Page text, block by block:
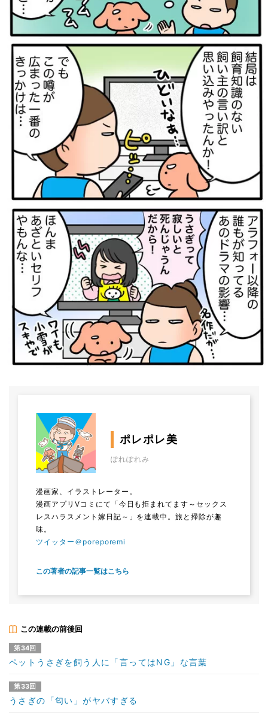
ポレポレ美
ぽれぽれみ
漫画家、イラストレーター。
漫画アプリVコミにて「今日も拒まれてます～セックス
レスハラスメント嫁日記～」を連載中。旅と掃除が趣
味。
ツイッター＠poreporemi
この著者の記事一覧はこちら
この連載の前後回
第34回
ペットうさぎを飼う人に「言ってはNG」な言葉
第33回
うさぎの「匂い」がヤバすぎる